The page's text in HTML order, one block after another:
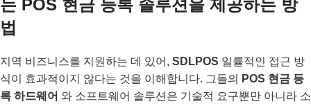
는 POS 현금 등록 솔루션을 제공하는 방
법
지역 비즈니스를 지원하는 데 있어, SDLPOS 일률적인 접근 방
식이 효과적이지 않다는 것을 이해합니다. 그들의
POS 현금 등
록 하드웨어 와 소프트웨어 솔루션은 기술적 요구뿐만 아니라 소